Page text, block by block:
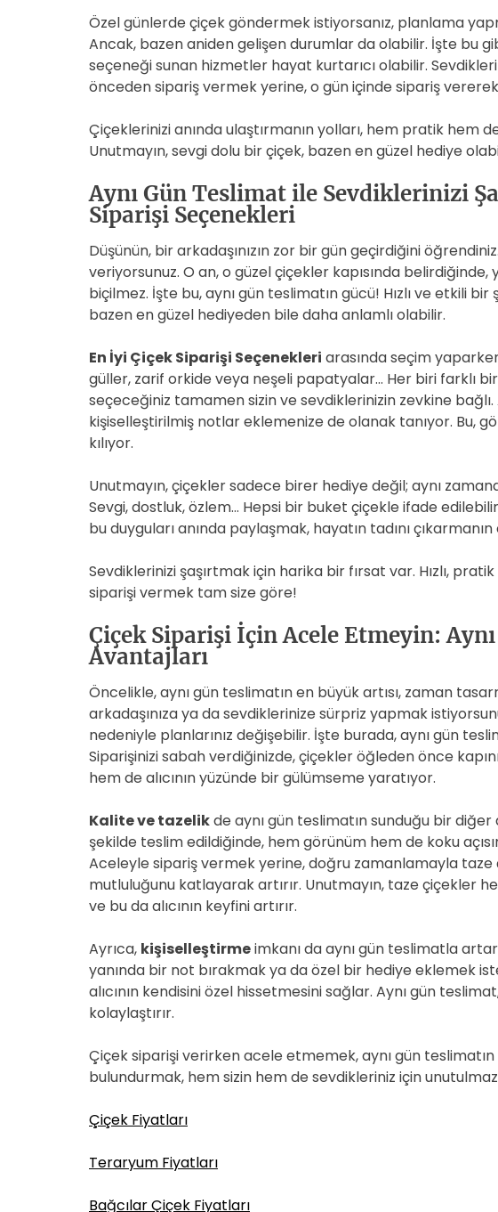
Özel günlerde çiçek göndermek istiyorsanız, planlama
Ancak, bazen aniden gelişen durumlar da olabilir. İşte bu
seçeneği sunan hizmetler hayat kurtarıcı olabilir.
önceden sipariş vermek yerine, o gün içinde sipariş
Çiçeklerinizi anında ulaştırmanın yolları, hem pratik hem
Unutmayın, sevgi dolu bir çiçek, bazen en güzel hediye
Aynı Gün Teslimat ile Sevdiklerinizi
Siparişi Seçenekleri
Düşünün, bir arkadaşınızın zor bir gün geçirdiğini
veriyorsunuz. O an, o güzel çiçekler kapısında
biçilmez. İşte bu, aynı gün teslimatın gücü! Hızlı ve etkili bir
bazen en güzel hediyeden bile daha anlamlı olabilir.
En İyi Çiçek Siparişi Seçenekleri arasında seçim
güller, zarif orkide veya neşeli papatyalar… Her biri farklı
seçeceğiniz tamamen sizin ve sevdiklerinizin zevkine bağlı.
kişiselleştirilmiş notlar eklemenize de olanak tanıyor. Bu,
kılıyor.
Unutmayın, çiçekler sadece birer hediye değil; aynı
Sevgi, dostluk, özlem… Hepsi bir buket çiçekle ifade
bu duyguları anında paylaşmak, hayatın tadını
Sevdiklerinizi şaşırtmak için harika bir fırsat var. Hızlı,
siparişi vermek tam size göre!
Çiçek Siparişi İçin Acele Etmeyin:
Avantajları
Öncelikle, aynı gün teslimatın en büyük artısı, zaman
arkadaşınıza ya da sevdiklerinize sürpriz yapmak
nedeniyle planlarınız değişebilir. İşte burada, aynı gün
Siparişinizi sabah verdiğinizde, çiçekler öğleden önce
hem de alıcının yüzünde bir gülümseme yaratıyor.
Kalite ve tazelikde aynı gün teslimatın sunduğu bir
şekilde teslim edildiğinde, hem görünüm hem de koku
Aceleyle sipariş vermek yerine, doğru zamanlamayla taze
mutluluğunu katlayarak artırır. Unutmayın, taze çiçekler
ve bu da alıcının keyfini artırır.
Ayrıca, kişiselleştirmeimkanı da aynı gün teslimatla
yanında bir not bırakmak ya da özel bir hediye eklemek
alıcının kendisini özel hissetmesini sağlar. Aynı gün
kolaylaştırır.
Çiçek siparişi verirken acele etmemek, aynı gün teslimatın
bulundurmak, hem sizin hem de sevdikleriniz için
Çiçek Fiyatları
Teraryum Fiyatları
Bağcılar Çiçek Fiyatları